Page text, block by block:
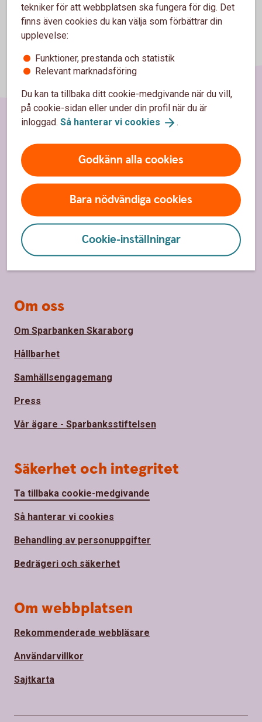
tekniker för att webbplatsen ska fungera för dig. Det
finns även cookies du kan välja som förbättrar din
upplevelse:
Funktioner, prestanda och statistik
Relevant marknadsföring
Du kan ta tillbaka ditt cookie-medgivande när du vill,
på cookie-sidan eller under din profil när du är
inloggad. Så hanterar vi cookies .
Godkänn alla cookies
Bara nödvändiga cookies
Cookie-inställningar
Sidfot
Hitta snabbt
Kundservice
Spärrhjälp
Hitta bankkontor
Bli kund
Om oss
Om Sparbanken Skaraborg
Hållbarhet
Samhällsengagemang
Press
Vår ägare - Sparbanksstiftelsen
Säkerhet och integritet
Ta tillbaka cookie-medgivande
Så hanterar vi cookies
Behandling av personuppgifter
Bedrägeri och säkerhet
Om webbplatsen
Rekommenderade webbläsare
Användarvillkor
Sajtkarta